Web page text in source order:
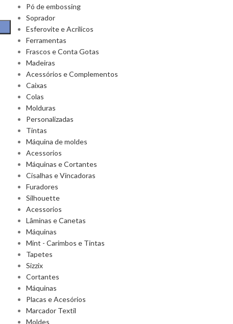
Pó de embossing
Soprador
Esferovite e Acrilicos
Ferramentas
Frascos e Conta Gotas
Madeiras
Acessórios e Complementos
Caixas
Colas
Molduras
Personalizadas
Tintas
Máquina de moldes
Acessorios
Máquinas e Cortantes
Cisalhas e Vincadoras
Furadores
Silhouette
Acessorios
Lâminas e Canetas
Máquinas
Mint - Carimbos e Tintas
Tapetes
Sizzix
Cortantes
Máquinas
Placas e Acesórios
Marcador Textil
Moldes